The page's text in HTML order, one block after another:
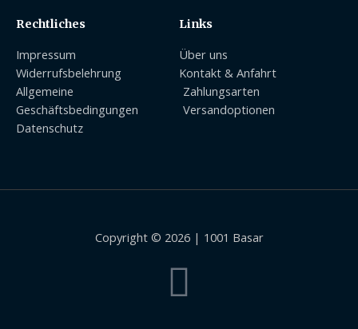
Rechtliches
Impressum
Widerrufsbelehrung
Allgemeine
Geschäftsbedingungen
Datenschutz
Links
Über uns
Kontakt & Anfahrt
Zahlungsarten
Versandoptionen
Copyright © 2026 | 1001 Basar